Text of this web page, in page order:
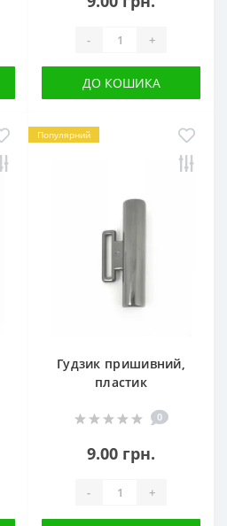
- +
ДО КОШИКА
Популярний
Гудзик пришивний,
пластик
0
9.00 грн.
- +